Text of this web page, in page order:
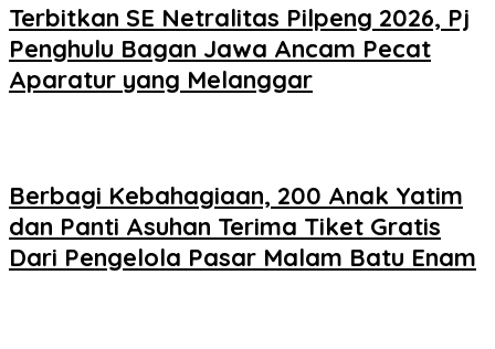
Terbitkan SE Netralitas Pilpeng 2026, Pj
Penghulu Bagan Jawa Ancam Pecat
Aparatur yang Melanggar
Berbagi Kebahagiaan, 200 Anak Yatim
dan Panti Asuhan Terima Tiket Gratis
Dari Pengelola Pasar Malam Batu Enam